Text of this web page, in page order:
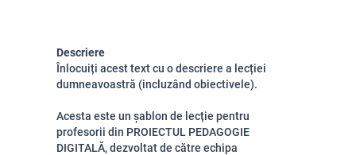
Descriere
Înlocuiți acest text cu o descriere a lecției
dumneavoastră (incluzând obiectivele).
Acesta este un șablon de lecție pentru
profesorii din PROIECTUL PEDAGOGIE
DIGITALĂ, dezvoltat de către echipa